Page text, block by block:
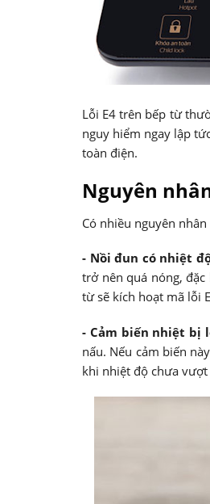
Lỗi E4 trên bếp từ
nguy hiểm ngay lập
toàn điện.
Nguyên
Có nhiều nguyên
- Nồi đun có nhiệt
trở nên quá nóng,
từ sẽ kích hoạt mã lỗi
- Cảm biến nhiệt bị
nấu. Nếu cảm biến
khi nhiệt độ chưa